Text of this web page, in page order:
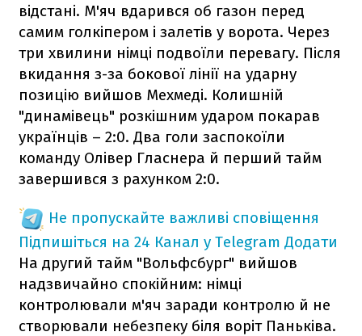
відстані. М'яч вдарився об газон перед
самим голкіпером і залетів у ворота. Через
три хвилини німці подвоїли перевагу. Після
вкидання з-за бокової лінії на ударну
позицію вийшов Мехмеді. Колишній
"динамівець" розкішним ударом покарав
українців – 2:0. Два голи заспокоїли
команду Олівер Гласнера й перший тайм
завершився з рахунком 2:0.
Не пропускайте важливі сповіщення
Підпишіться на 24 Канал у Telegram Додати
На другий тайм "Вольфсбург" вийшов
надзвичайно спокійним: німці
контролювали м'яч заради контролю й не
створювали небезпеку біля воріт Паньківа.